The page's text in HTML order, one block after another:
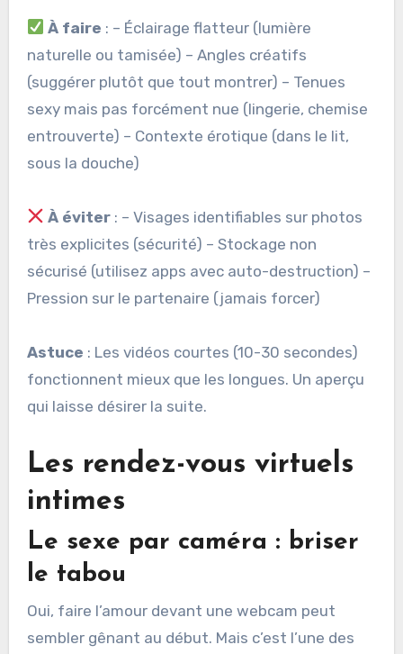
À faire : – Éclairage flatteur (lumière
naturelle ou tamisée) – Angles créatifs
(suggérer plutôt que tout montrer) – Tenues
sexy mais pas forcément nue (lingerie, chemise
entrouverte) – Contexte érotique (dans le lit,
sous la douche)
À éviter: – Visages identifiables sur photos
très explicites (sécurité) – Stockage non
sécurisé (utilisez apps avec auto-destruction) –
Pression sur le partenaire (jamais forcer)
Astuce : Les vidéos courtes (10-30 secondes)
fonctionnent mieux que les longues. Un aperçu
qui laisse désirer la suite.
Les rendez-vous virtuels
intimes
Le sexe par caméra : briser
le tabou
Oui, faire l’amour devant une webcam peut
sembler gênant au début. Mais c’est l’une des